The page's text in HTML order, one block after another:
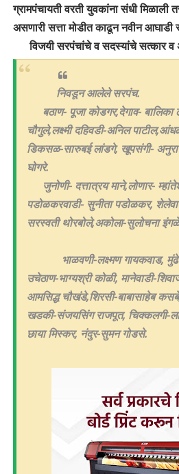
ग्रामपंचायती वरती युवकांना संधी मिळाली
असणारी सत्ता मोडीत काढून नवीन
विजयी सरपंचांचे व सदस्यांचे सत्कार
निवडून आलेले सरपंच.
बठाण- पूजा कोडगर,देगाव-
चौगुले,लक्ष्मी दहिवडी-अनिल
डिकसळ-सारुबई लांडगे, खूपसंगी-
घोगरे.
जुनोणी- दत्तात्रय माने,लोणार-
पडोळकरवाडी- सुनीता पडोळकर,
सरस्वती थोरबोले,अकोला-सुलोचना
भाळवणी-लक्ष्मण गायकवाड,
उचेठाण-भाग्यश्री कोळी, मानेवाडी-
आमसिद्ध चौखंडे,शिरसी-बाबासाहेब
खडकी-संजयसिंग राजपूत, चिक्कलगी-
छाया मिस्कर, नंदुर-सुमन गोडसे.